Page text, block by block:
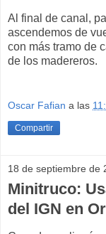
Al final de canal,
ascendemos de
con más tramo de
de los madereros.
Oscar Fafian a las
Compartir
18 de septiembre de
Minitruco:
del IGN en